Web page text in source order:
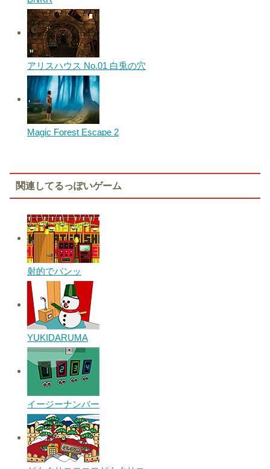
アリスハウス No.01 白兎の穴
Magic Forest Escape 2
関連してるっぽいゲーム
射的でバンッ
YUKIDARUMA
イージーナンバー